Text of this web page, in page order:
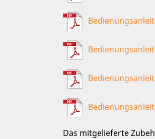
Das mitgelieferte